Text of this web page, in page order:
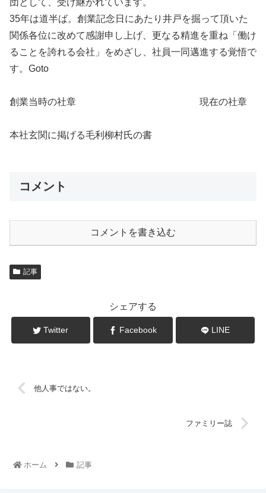
団として、受け継がれています。
35年は道半ば。創業記念日にあたり井戸を掘って頂いた
関係各位に改めて感謝申し上げ、更なる精進を重ね「働け
ることを誇れる会社」をめざし、社員一同邁進する覚悟で
す。Goto
創業当時の社章 現在の社章
本社玄関に掲げる毛利柳村氏の書
コメント
コメントを書き込む
記事
シェアする
Twitter Facebook LINE
他人事ではない。
ファミリー誌
ホーム 記事